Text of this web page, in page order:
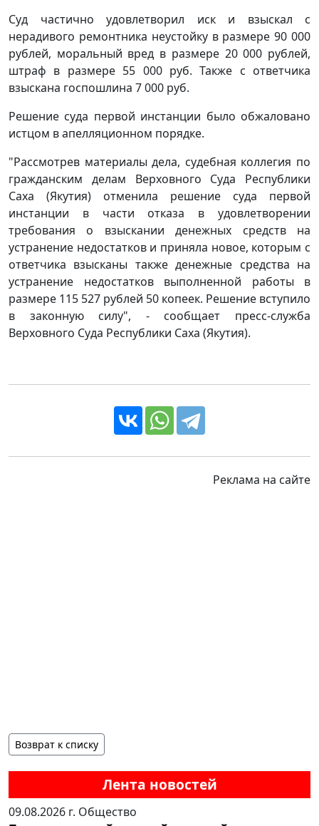
Лента новостей
09.08.2026 г. Общество
Суд частично удовлетворил иск и взыскал с
нерадивого ремонтника неустойку в размере 90 000
рублей, моральный вред в размере 20 000 рублей,
штраф в размере 55 000 руб. Также с ответчика
взыскана госпошлина 7 000 руб.
Решение суда первой инстанции было обжаловано
истцом в апелляционном порядке.
"Рассмотрев материалы дела, судебная коллегия по
гражданским делам Верховного Суда Республики
Саха (Якутия) отменила решение суда первой
инстанции в части отказа в удовлетворении
требования о взыскании денежных средств на
устранение недостатков и приняла новое, которым с
ответчика взысканы также денежные средства на
устранение недостатков выполненной работы в
размере 115 527 рублей 50 копеек. Решение вступило
в законную силу", - сообщает пресс-служба
Верховного Суда Республики Саха (Якутия).
Реклама на сайте
Возврат к списку